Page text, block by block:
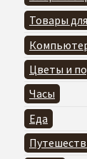
Товары
Цветы и
Часы
Еда